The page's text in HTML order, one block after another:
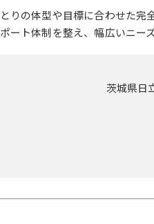
りの体型や目標に合わせた完
ート体制を整え、幅広いニー
茨城県日